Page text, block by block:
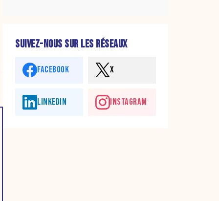
SUIVEZ-NOUS SUR LES RÉSEAUX
FACEBOOK X
LINKEDIN INSTAGRAM